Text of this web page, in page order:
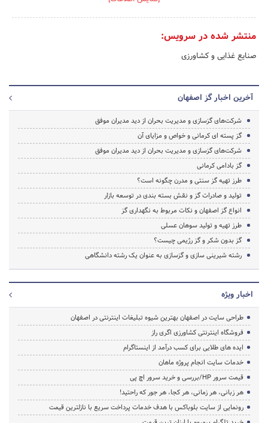
منتشر شده در سرویس:
صنایع غذایی و کشاورزی
آخرین اخبار گز اصفهان
شرکت‌های گزسازی و مدیریت بحران از دید مدیران موفق
گز پسته ای کرمانی و خواص و مزایای آن
شرکت‌های گزسازی و مدیریت بحران از دید مدیران موفق
گز بادامی کرمانی
طرز تهیه گز سنتی و مدرن چگونه است؟
تولید و صادرات گز و نقش بسته بندی در توسعه بازار
انواع گز اصفهان و نکات مربوط به نگهداری گز
طرز تهیه و تولید سوهان عسلی
گز بدون شکر و گز رژیمی چیست؟
رشته شیرینی سازی و گزسازی به عنوان یک رشته دانشگاهی
اخبار ویژه
طراحی سایت در اصفهان بهترین شیوه تبلیغات اینترنتی در اصفهان
فروشگاه اینترنتی کشاورزی اگری راز
ایده های طلایی برای کسب درآمد از اینستاگرام
خدمات سایت انجام پروژه ماهان
قیمت سرور HP/بررسی و خرید سرور اچ پی
هر زبانی، هر زمانی، هر کجا، هر جور که راحتید!
رونمایی از سایت بلوباکس با هدف خدمات پرداخت سریع با نازلترین قیمت